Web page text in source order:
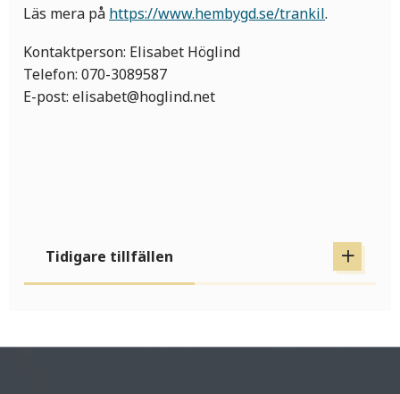
Läs mera på https://www.hembygd.se/trankil.
Kontaktperson: Elisabet Höglind
Telefon: 070-3089587
E-post: elisabet@hoglind.net
Tidigare tillfällen